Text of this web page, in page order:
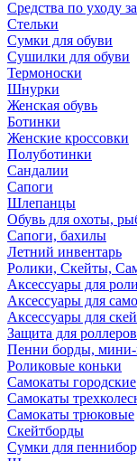
Средства по уходу
Стельки
Сумки для обуви
Сушилки для обуви
Термоноски
Шнурки
Женская обувь
Ботинки
Женские кроссовки
Полуботинки
Сандалии
Сапоги
Шлепанцы
Обувь для охоты,
Сапоги, бахилы
Летний инвентарь
Ролики, Скейты,
Аксессуары для
Аксессуары для
Аксессуары для
Защита для роллеров
Пенни борды, мини-
Роликовые коньки
Самокаты городские
Самокаты
Самокаты трюковые
Скейтборды
Сумки для